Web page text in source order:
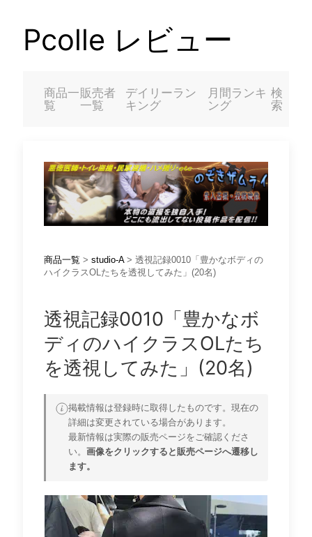
Pcolle レビュー
商品一
覧
販売者
一覧
デイリーラン
キング
月間ランキ
ング
検
索
商品一覧 > studio-A> 透視記録0010「豊かなボディの
ハイクラスOLたちを透視してみた」(20名)
透視記録0010「豊かなボ
ディのハイクラスOLたち
を透視してみた」(20名)
掲載情報は登録時に取得したものです。現在の
詳細は変更されている場合があります。
最新情報は実際の販売ページをご確認くださ
い。 画像をクリックすると販売ページへ遷移し
ます。